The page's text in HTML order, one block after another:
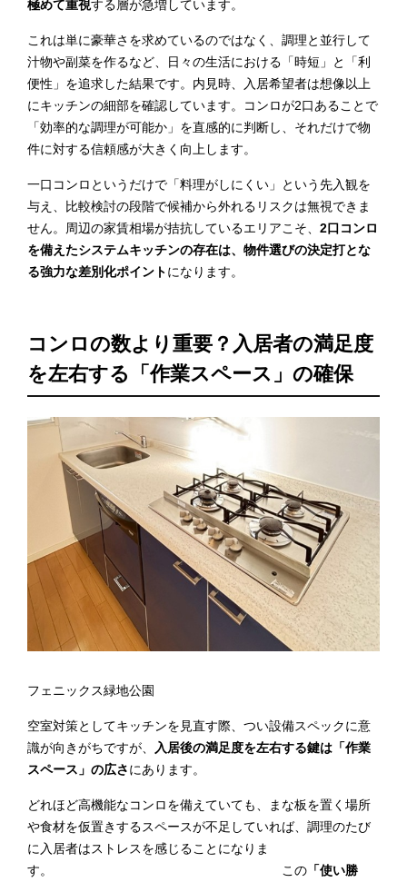
極めて重視する層が急増しています。
これは単に豪華さを求めているのではなく、調理と並行して
汁物や副菜を作るなど、日々の生活における「時短」と「利
便性」を追求した結果です。内見時、入居希望者は想像以上
にキッチンの細部を確認しています。コンロが2口あることで
「効率的な調理が可能か」を直感的に判断し、それだけで物
件に対する信頼感が大きく向上します。
一口コンロというだけで「料理がしにくい」という先入観を
与え、比較検討の段階で候補から外れるリスクは無視できま
せん。周辺の家賃相場が拮抗しているエリアこそ、 2口コンロ
を備えたシステムキッチンの存在は、物件選びの決定打とな
る強力な差別化ポイントになります。
コンロの数より重要？入居者の満足度
を左右する「作業スペース」の確保
フェニックス緑地公園
空室対策としてキッチンを見直す際、つい設備スペックに意
識が向きがちですが、
入居後の満足度を左右する鍵は「作業
スペース」の広さにあります。
どれほど高機能なコンロを備えていても、まな板を置く場所
や食材を仮置きするスペースが不足していれば、調理のたび
に入居者はストレスを感じることになりま
す。 この 「使い勝